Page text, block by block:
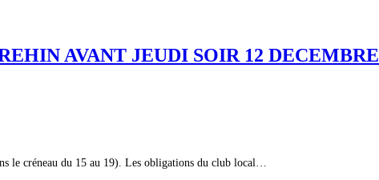
AVANT JEUDI SOIR 12 DECEMBRE
le créneau du 15 au 19). Les obligations du club local…